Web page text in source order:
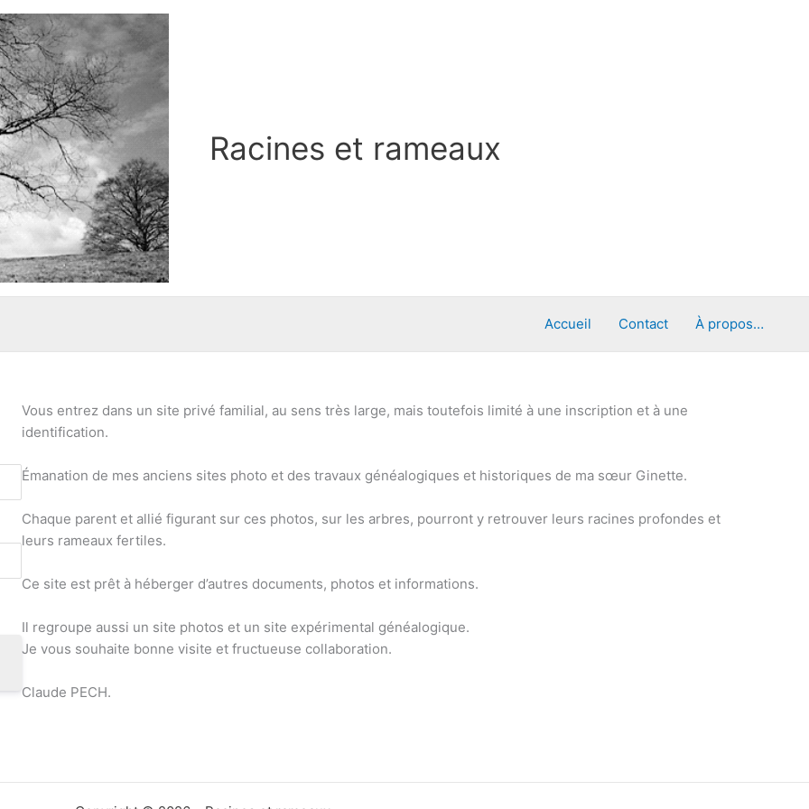
Racines et rameaux
Accueil Contact À propos…
Vous entrez dans un site privé familial, au sens très large, mais toutefois limité à une inscription et à une
identification.
Émanation de mes anciens sites photo et des travaux généalogiques et historiques de ma sœur Ginette.
Chaque parent et allié figurant sur ces photos, sur les arbres, pourront y retrouver leurs racines profondes et
leurs rameaux fertiles.
Ce site est prêt à héberger d’autres documents, photos et informations.
Il regroupe aussi un site photos et un site expérimental généalogique.
Je vous souhaite bonne visite et fructueuse collaboration.
Claude PECH.